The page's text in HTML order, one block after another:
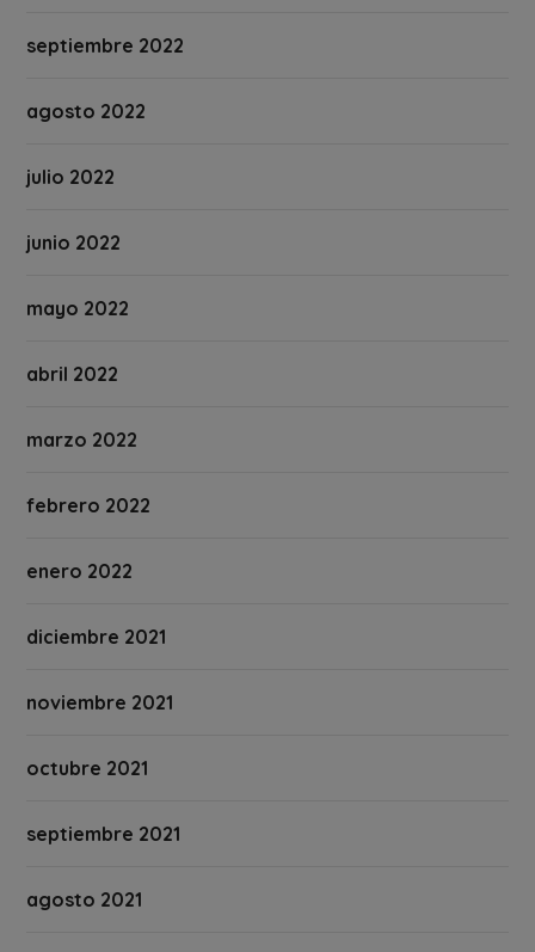
septiembre 2022
agosto 2022
julio 2022
junio 2022
mayo 2022
abril 2022
marzo 2022
febrero 2022
enero 2022
diciembre 2021
noviembre 2021
octubre 2021
septiembre 2021
agosto 2021